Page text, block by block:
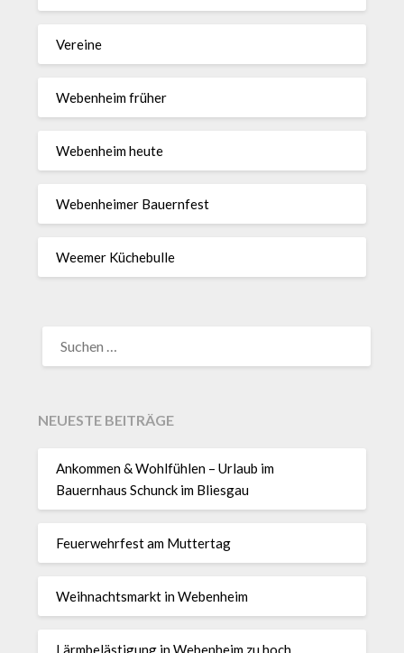
Vereine
Webenheim früher
Webenheim heute
Webenheimer Bauernfest
Weemer Küchebulle
NACH:
NEUESTE BEITRÄGE
Ankommen & Wohlfühlen – Urlaub im
Bauernhaus Schunck im Bliesgau
Feuerwehrfest am Muttertag
Weihnachtsmarkt in Webenheim
Lärmbelästigung in Webenheim zu hoch